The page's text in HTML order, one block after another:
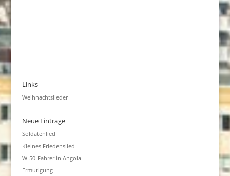
Links
Weihnachtslieder
Neue Einträge
Soldatenlied
Kleines Friedenslied
W-50-Fahrer in Angola
Ermutigung